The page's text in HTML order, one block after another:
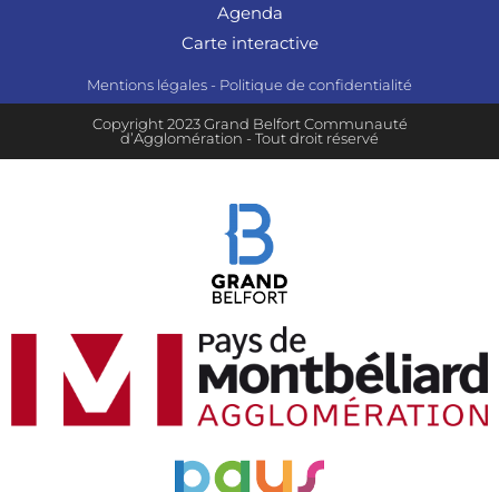
Agenda
Carte interactive
Mentions légales - Politique de confidentialité
Copyright 2023 Grand Belfort Communauté
d’Agglomération - Tout droit réservé